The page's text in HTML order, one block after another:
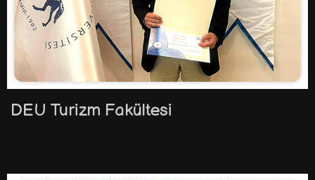
DEU Turizm Fakültesi